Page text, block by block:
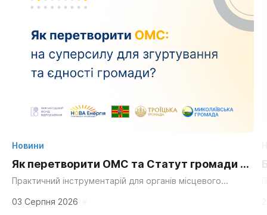
Новини
Як перетворити ОМС та Статут громади на
суперсилу для згуртування та єдності?
Практичний інструментарій для органів місцевого
мешканців. «Мальовнича природа», «працьовиті люди»,
«багата історія» та «вигідне...
03 Серпня 2026